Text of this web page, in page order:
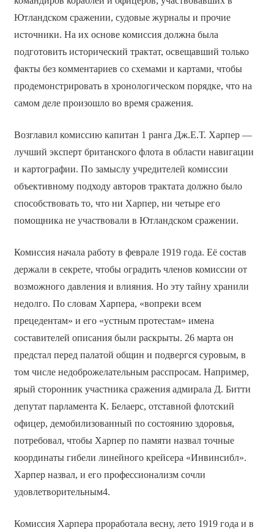
Ютландском сражении, судовые журналы и прочие
источники. На их основе комиссия должна была
подготовить исторический трактат, освещавший только
факты без комментариев со схемами и картами, чтобы
продемонстрировать в хронологическом порядке, что на
самом деле произошло во время сражения.
Возглавил комиссию капитан 1 ранга Дж.Е.Т. Харпер —
лучший эксперт британского флота в области навигации
и картографии. По замыслу учредителей комиссии
объективному подходу авторов трактата должно было
способствовать то, что ни Харпер, ни четыре его
помощника не участвовали в Ютландском сражении.
Комиссия начала работу в феврале 1919 года. Её состав
держали в секрете, чтобы оградить членов комиссии от
возможного давления и влияния. Но эту тайну хранили
недолго. По словам Харпера, «вопреки всем
прецедентам» и его «устным протестам» имена
составителей описания были раскрыты. 26 марта он
предстал перед палатой общин и подвергся суровым, в
том числе недоброжелательным расспросам. Например,
ярый сторонник участника сражения адмирала Д. Битти
депутат парламента К. Белаерс, отставной флотский
офицер, демобилизованный по состоянию здоровья,
потребовал, чтобы Харпер по памяти назвал точные
координаты гибели линейного крейсера «Инвинсибл».
Харпер назвал, и его профессионализм сочли
удовлетворительным4.
Комиссия Харпера проработала весну, лето 1919 года и в